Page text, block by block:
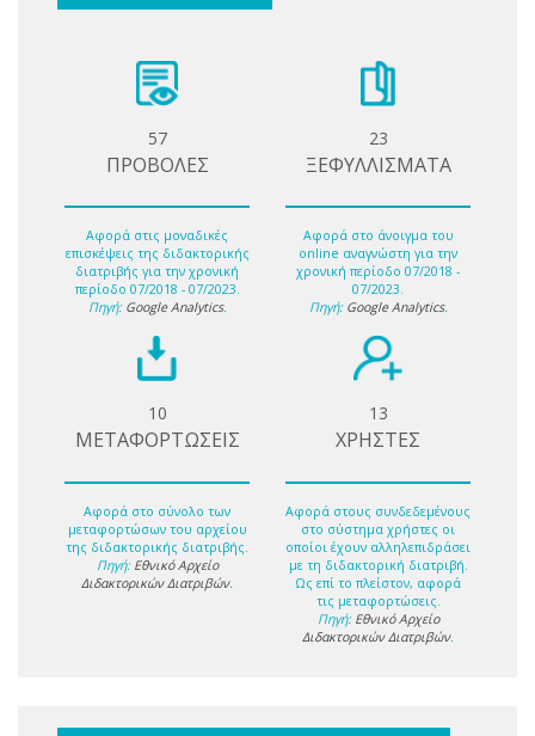
57
ΠΡΟΒΟΛΕΣ
Αφορά στις μοναδικές
επισκέψεις της διδακτορικής
διατριβής για την χρονική
περίοδο 07/2018 - 07/2023.
Πηγή: Google Analytics.
23
ΞΕΦΥΛΛΙΣΜΑΤΑ
Αφορά στο άνοιγμα του
online αναγνώστη για την
χρονική περίοδο 07/2018 -
07/2023.
Πηγή: Google Analytics.
10
ΜΕΤΑΦΟΡΤΩΣΕΙΣ
Αφορά στο σύνολο των
μεταφορτώσων του αρχείου
της διδακτορικής διατριβής.
Πηγή: Εθνικό Αρχείο
Διδακτορικών Διατριβών.
13
ΧΡΗΣΤΕΣ
Αφορά στους συνδεδεμένους
στο σύστημα χρήστες οι
οποίοι έχουν αλληλεπιδράσει
με τη διδακτορική διατριβή.
Ως επί το πλείστον, αφορά
τις μεταφορτώσεις.
Πηγή: Εθνικό Αρχείο
Διδακτορικών Διατριβών.